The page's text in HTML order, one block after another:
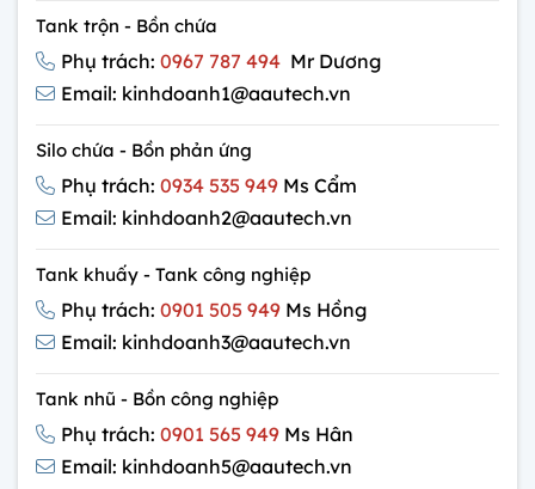
Tank trộn - Bồn chứa
Phụ trách: 0967 787 494 Mr Dương
Email: kinhdoanh1@aautech.vn
Silo chứa - Bồn phản ứng
Phụ trách: 0934 535 949 Ms Cẩm
Email: kinhdoanh2@aautech.vn
Tank khuấy - Tank công nghiệp
Phụ trách: 0901 505 949 Ms Hồng
Email: kinhdoanh3@aautech.vn
Tank nhũ - Bồn công nghiệp
Phụ trách: 0901 565 949 Ms Hân
Email: kinhdoanh5@aautech.vn